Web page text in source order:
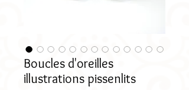
Boucles d'oreilles
illustrations pissenlits